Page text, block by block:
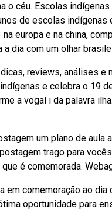
céu. Escolas
de escolas indígenas
europa e na china,
dia com um olhar
reviews, análises e
e celebra o 19
a vogal i da palavra
um plano de aula
trago para
é comemorada.
comemoração ao dia
oportunidade para